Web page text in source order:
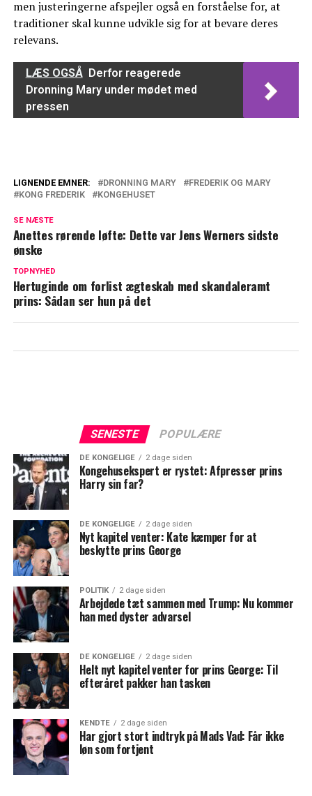
men justeringerne afspejler også en forståelse for, at
traditioner skal kunne udvikle sig for at bevare deres
relevans.
LÆS OGSÅ Derfor reagerede
Dronning Mary under mødet med
pressen
Stor spænding breder sig: Dronning Mary
Kongehuset i modvind: "Et trist signal at
LIGNENDE EMNER: DRONNING MARY
FREDERIK OG MARY
KONG FREDERIK
KONGEHUSET
SE NÆSTE
Anettes rørende løfte: Dette var Jens Werners sidste
ønske
TOPNYHED
Hertuginde om forlist ægteskab med skandaleramt
prins: Sådan ser hun på det
SENESTE POPULÆRE
DE KONGELIGE 2 dage siden
Kongehusekspert er rystet: Afpresser prins
Harry sin far?
DE KONGELIGE 2 dage siden
Nyt kapitel venter: Kate kæmper for at
beskytte prins George
POLITIK 2 dage siden
Arbejdede tæt sammen med Trump: Nu kommer
han med dyster advarsel
DE KONGELIGE 2 dage siden
Helt nyt kapitel venter for prins George: Til
efteråret pakker han tasken
KENDTE 2 dage siden
Har gjort stort indtryk på Mads Vad: Får ikke
løn som fortjent